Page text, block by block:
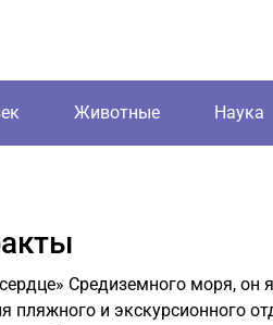
Животные Наука
Средиземного моря, он
пляжного и экскурсионного